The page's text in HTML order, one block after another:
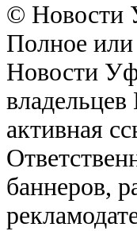
© Новости
Полное или
Новости
активная
баннеров,